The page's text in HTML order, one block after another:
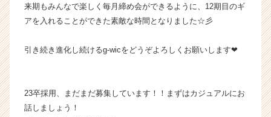
ア
キ
リ
h
来期もみんなで楽しく毎月締め会ができるように、12期目のギ
アを入れることができた素敵な時間となりました☆彡
引き続き進化し続けるg-wicをどうぞよろしくお願いします❤
23卒採用、まだまだ募集しています！！まずはカジュアルにお
話しましょう！